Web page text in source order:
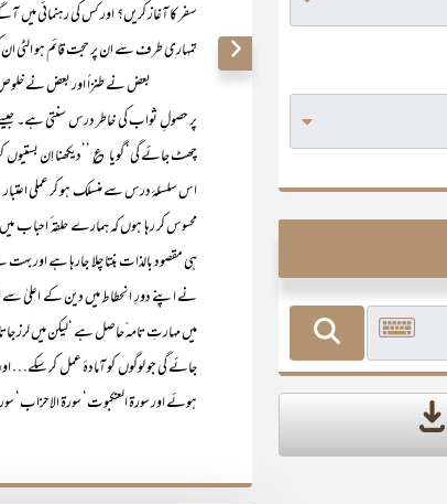
سفر کا آغاز کریں؟ اور کس کی رہنمائی
تمہاری طرف سے ان پر حجت قائم ہو الٹی
بعض نے طنزاً اور بعض نے خلوص کے
پر حصولِ ثواب کی خاطر درس سنتی ہے۔
چھٹ جائے گی‘ گویا ؏ ’’دیکھنا اِن بستیوں
اس سلسلۂ درس سے منسلک ہو کر عملی
محسوس کر رہا ہوں کہ ہمارے حلقہ ٔ احباب
ہی مقصود بالذات بنتا چلا جارہا ہے اور
نے اپنے دورِ انحطاط میں دین کے اعلیٰ سے
میں مہارتِ تامہ ّحاصل ہے ‘لیکن میں لرز
جائے گی جو لوگوں کو آمادۂ عمل کر سکے…
ہوئے اور سورۃ العنکبوت‘ سورۃ الاحزاب‘